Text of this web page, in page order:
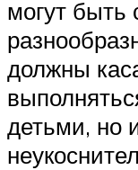
могут
должны
детьми, но